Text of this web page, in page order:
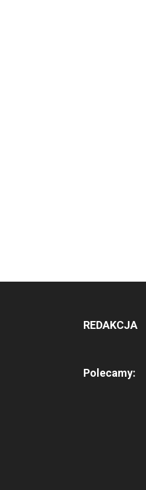
REDAKCJA
Polecamy: